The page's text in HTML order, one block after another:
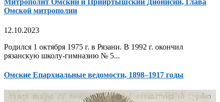
Митрополит Омский и Прииртышский Дионисий, Глава
Омской митрополии
12.10.2023
Родился 1 октября 1975 г. в Рязани. В 1992 г. окончил
рязанскую школу-гимназию № 5...
Омские Епархиальные ведомости, 1898–1917 годы